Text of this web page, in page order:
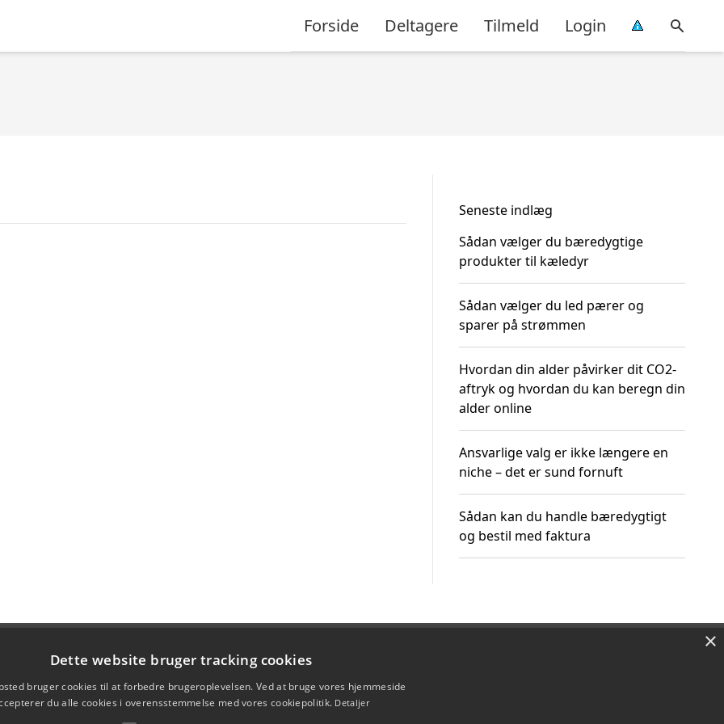
Forside Deltagere Tilmeld Login
Seneste indlæg
Sådan vælger du bæredygtige
produkter til kæledyr
Sådan vælger du led pærer og
sparer på strømmen
Hvordan din alder påvirker dit CO2-
aftryk og hvordan du kan beregn din
alder online
Ansvarlige valg er ikke længere en
niche – det er sund fornuft
Sådan kan du handle bæredygtigt
og bestil med faktura
×
Dette website bruger tracking cookies
bruger cookies til at forbedre brugeroplevelsen. Ved at bruge vores hjemmeside
du alle cookies i overensstemmelse med vores cookiepolitik. Detaljer